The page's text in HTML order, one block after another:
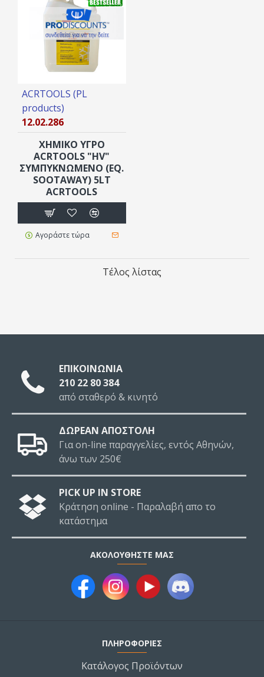
ACRTOOLS (PL
products)
12.02.286
ΧΗΜΙΚΟ ΥΓΡΟ
ACRTOOLS "HV"
ΣΥΜΠΥΚΝΩΜΈΝΟ (ΕQ.
SOOTAWAY) 5LT
ACRTOOLS
Αγοράστε τώρα
Τέλος λίστας
ΕΠΙΚΟΙΝΩΝΙΑ
210 22 80 384
από σταθερό & κινητό
ΔΩΡΕΑΝ ΑΠΟΣΤΟΛΗ
Για on-line παραγγελίες, εντός Αθηνών,
άνω των 250€
PICK UP IN STORE
Κράτηση online - Παραλαβή απο το
κατάστημα
ΑΚΟΛΟΥΘΉΣΤΕ ΜΑΣ
ΠΛΗΡΟΦΟΡΙΕΣ
Κατάλογος Προϊόντων